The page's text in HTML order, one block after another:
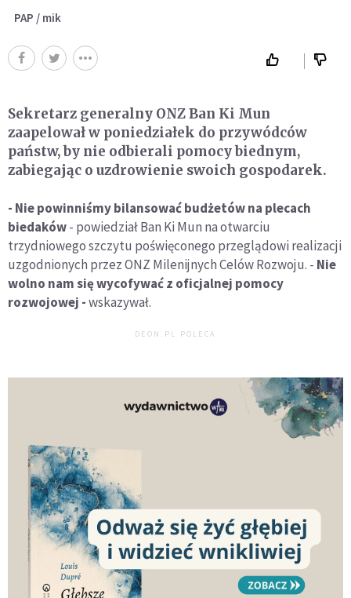
PAP / mik
Sekretarz generalny ONZ Ban Ki Mun
zaapelował w poniedziałek do przywódców
państw, by nie odbierali pomocy biednym,
zabiegając o uzdrowienie swoich gospodarek.
- Nie powinniśmy bilansować budżetów na plecach
biedaków- powiedział Ban Ki Mun na otwarciu
trzydniowego szczytu poświęconego przeglądowi realizacji
uzgodnionych przez ONZ Milenijnych Celów Rozwoju. - Nie
wolno nam się wycofywać z oficjalnej pomocy
rozwojowej -wskazywał.
DEON.PL POLECA